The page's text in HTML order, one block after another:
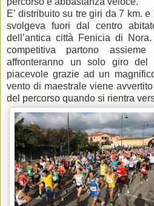
E’ distribuito su tre giri da 7 km.
svolgeva fuori dal centro
dell’antica città Fenicia di
competitiva partono
affronteranno un solo giro del
piacevole grazie ad un
vento di maestrale viene
del percorso quando si rientra